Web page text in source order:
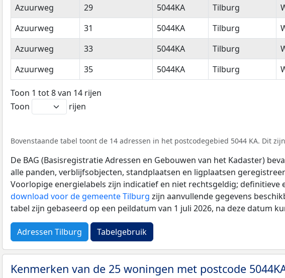
Azuurweg
29 5044KA Tilburg
Azuurweg
31 5044KA Tilburg
Azuurweg
33 5044KA Tilburg
Azuurweg
35 5044KA Tilburg
Toon 1 tot 8 van 14 rijen
Toon
rijen
Bovenstaande tabel toont de 14 adressen in het postcodegebied 5044 KA. Dit
De BAG (Basisregistratie Adressen en Gebouwen van het Kadaster)
alle panden, verblijfsobjecten, standplaatsen en ligplaatsen
Voorlopige energielabels zijn indicatief en niet rechtsgeldig;
download voor de gemeente Tilburg zijn aanvullende gegevens
tabel zijn gebaseerd op een peildatum van 1 juli 2026, na deze datum
Adressen Tilburg Tabelgebruik
Kenmerken van de 25 woningen met postcode